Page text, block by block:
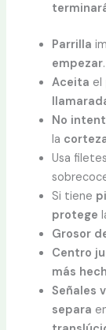
Parrilla
empezar.
Aceita el
No
la
Usa
Si tiene
protege
Grosor
Centro
más
Señales
separa